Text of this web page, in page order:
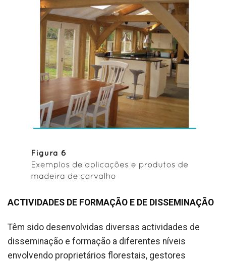
ACTIVIDADES DE FORMAÇÃO E DE DISSEMINAÇÃO
Têm sido desenvolvidas diversas actividades de
disseminação e formação a diferentes níveis
envolvendo proprietários florestais, gestores